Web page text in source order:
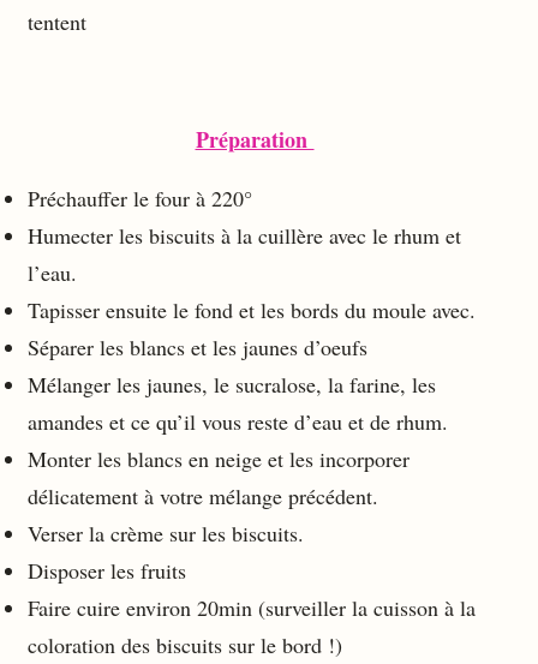
tentent
Préparation
Préchauffer le four à 220°
Humecter les biscuits à la cuillère avec le rhum et
l’eau.
Tapisser ensuite le fond et les bords du moule avec.
Séparer les blancs et les jaunes d’oeufs
Mélanger les jaunes, le sucralose, la farine, les
amandes et ce qu’il vous reste d’eau et de rhum.
Monter les blancs en neige et les incorporer
délicatement à votre mélange précédent.
Verser la crème sur les biscuits.
Disposer les fruits
Faire cuire environ 20min (surveiller la cuisson à la
coloration des biscuits sur le bord !)